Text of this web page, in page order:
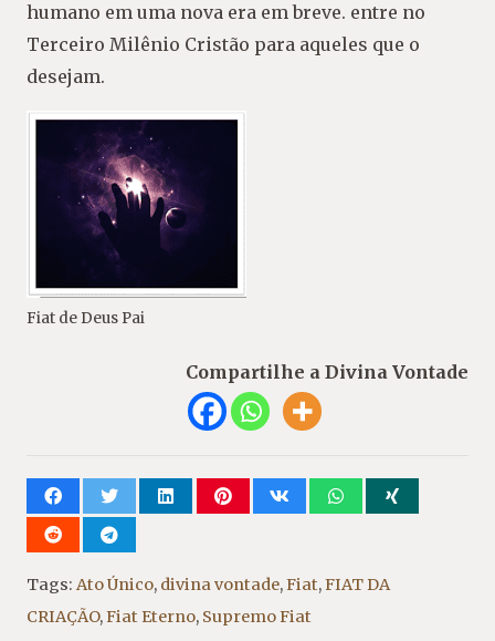
humano em uma nova era em breve. entre no
Terceiro Milênio Cristão para aqueles que o
desejam.
Fiat de Deus Pai
Compartilhe a Divina Vontade
Tags: Ato Único, divina vontade,Fiat,FIAT DA
CRIAÇÃO,Fiat Eterno, Supremo Fiat